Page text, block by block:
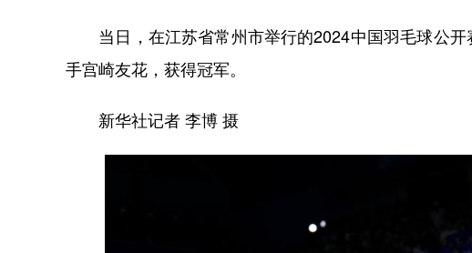
当日，在江苏省常州市举行的2024中国羽毛球公开
手宫崎友花，获得冠军。
新华社记者 李博 摄